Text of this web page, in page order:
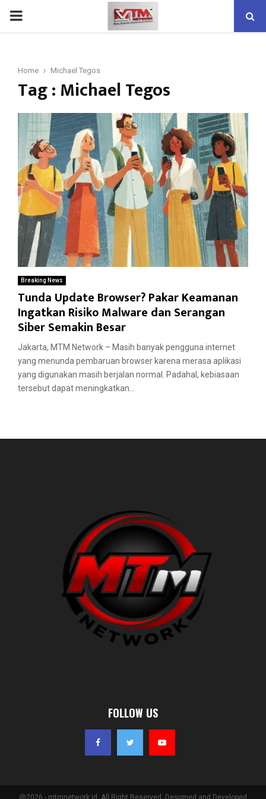
PRIMARY
Home Michael Tegos
Tag : Michael Tegos
Breaking News
Tunda Update Browser? Pakar Keamanan
Ingatkan Risiko Malware dan Serangan
Siber Semakin Besar
Jakarta, MTM Network – Masih banyak pengguna internet
yang menunda pembaruan browser karena merasa aplikasi
yang digunakan masih berjalan normal. Padahal, kebiasaan
tersebut dapat meningkatkan...
FOLLOW US
@2026 - mtmnetwork.id. All Right Reserved. Designed and Developed